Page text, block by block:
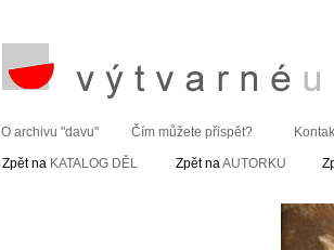
O archivu "davu" Čím můžete přispět?
Zpět na KATALOG DĚL Zpět naAUTORKU